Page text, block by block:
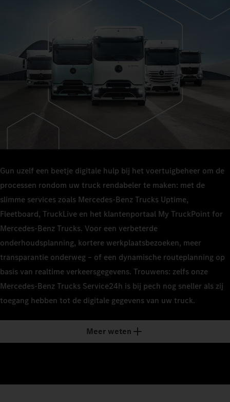
Gun uzelf een beetje digitale hulp bij het voertuigbeheer om de
processen rondom uw truck rendabeler te maken: met de
slimme services zoals Mercedes‑Benz Trucks Uptime,
Fleetboard, TruckLive en het klantenportaal My TruckPoint for
Mercedes‑Benz Trucks. Voor een verbeterde
onderhoudsplanning, kortere werkplaatsbezoeken, meer
transparantie onderweg – of een dynamische routeplanning op
basis van realtime verkeersgegevens. Trouwens: zelfs onze
Mercedes‑Benz Trucks Service24h is bij pech nog sneller als zij
toegang hebben tot de digitale gegevens van uw truck.
Meer weten